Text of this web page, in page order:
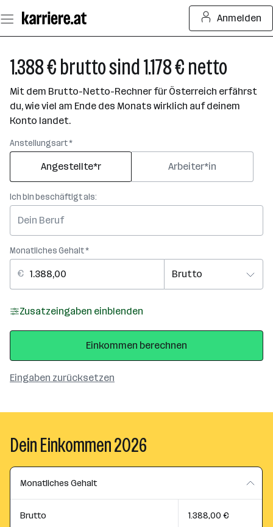
Seiteninhalt
springen
Anmelden
1.388 € brutto sind 1.178 € netto
Mit dem Brutto-Netto-Rechner für Österreich erfährst
du, wie viel am Ende des Monats wirklich auf deinem
Konto landet.
Anstellungsart *
Angestellte*r Arbeiter*in
Ich bin beschäftigt als:
Monatliches Gehalt *
Zusatzeingaben einblenden
Eingaben zurücksetzen
Einkommen berechnen
Dein Einkommen 2026
Monatliches Gehalt
Brutto 1.388,00 €